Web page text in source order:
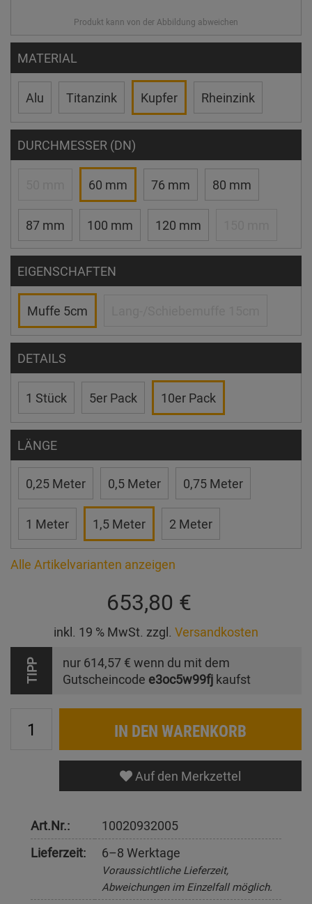
MATERIAL
Alu Titanzink Kupfer Rheinzink
DURCHMESSER (DN)
60 mm 76 mm 80 mm
87 mm 100 mm 120 mm
EIGENSCHAFTEN
Muffe 5cm
DETAILS
1 Stück 5er Pack 10er Pack
LÄNGE
0,25 Meter 0,5 Meter 0,75 Meter
1 Meter 1,5 Meter 2 Meter
Alle Artikelvarianten anzeigen
653,80 €
inkl. 19 % MwSt. zzgl. Versandkosten
TIPP nur 614,57 € wenn du mit dem
Gutscheincode e3oc5w99fj kaufst
IN DEN WARENKORB
Auf den Merkzettel
Art.Nr.:
10020932005
Lieferzeit:
6–8 Werktage
Voraussichtliche Lieferzeit,
Abweichungen im Einzelfall möglich.